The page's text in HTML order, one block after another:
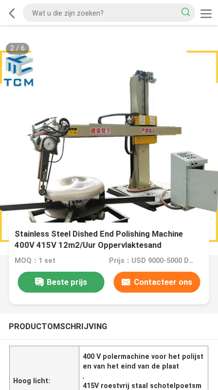
2/ 6
Stainless Steel Dished End Polishing Machine
400V 415V 12m2/Uur Oppervlaktesand
MOQ：1 set Prijs：USD 9000-5000 Dollar per set
Beste prijs Contacteer ons
PRODUCTOMSCHRIJVING
Hoog licht:
400 V polermachine voor het polijst
en van het eind van de plaat
,
415V roestvrij staal schotelpoetsm